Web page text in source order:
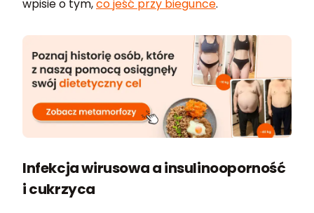
wpisie o tym,co jeść przy biegunce.
Infekcja wirusowa a insulinooporność
i cukrzyca